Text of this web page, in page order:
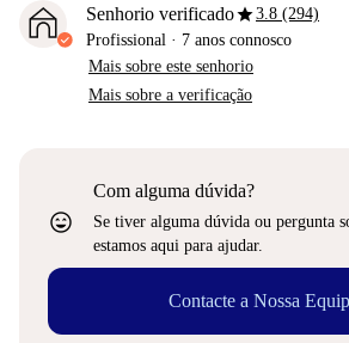
Senhorio verificadostar3.8 (294)
Profissional · 7 anos connosco
Mais sobre este senhorio
Mais sobre a verificação
sentiment_very_satisfied
Com alguma dúvida?
Se tiver alguma dúvida ou pergunta
estamos aqui para ajudar.
Contacte a Nossa